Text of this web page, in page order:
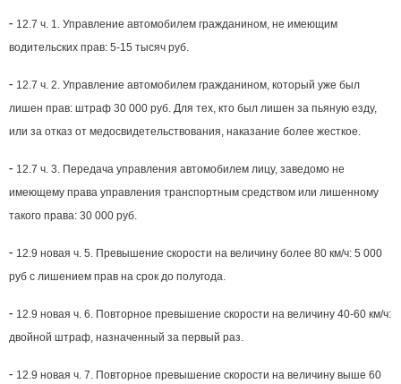
- 12.7 ч. 1. Управление автомобилем гражданином, не имеющим
водительских прав: 5-15 тысяч руб.
- 12.7 ч. 2. Управление автомобилем гражданином, который уже был
лишен прав: штраф 30 000 руб. Для тех, кто был лишен за пьяную езду,
или за отказ от медосвидетельствования, наказание более жесткое.
- 12.7 ч. 3. Передача управления автомобилем лицу, заведомо не
имеющему права управления транспортным средством или лишенному
такого права: 30 000 руб.
- 12.9 новая ч. 5. Превышение скорости на величину более 80 км/ч: 5 000
руб с лишением прав на срок до полугода.
- 12.9 новая ч. 6. Повторное превышение скорости на величину 40-60 км/ч:
двойной штраф, назначенный за первый раз.
- 12.9 новая ч. 7. Повторное превышение скорости на величину выше 60